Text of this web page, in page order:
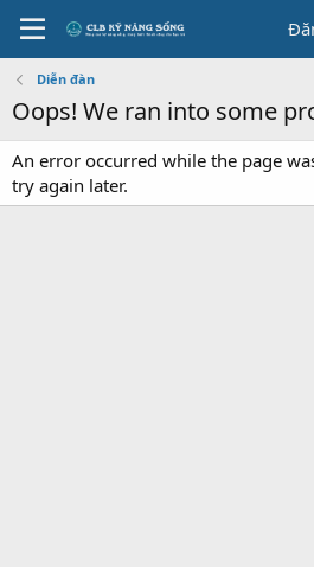
Diễn đàn
Oops! We ran into some
An error occurred while the page
try again later.